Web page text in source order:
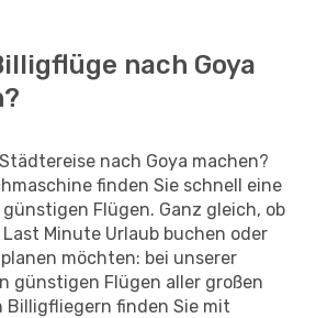
nach Goya
nach Goya machen?
finden Sie schnell eine
Flügen. Ganz gleich, ob
Minute Urlaub buchen oder
möchten: bei unserer
günstigen Flügen aller großen
Billigfliegern finden Sie mit